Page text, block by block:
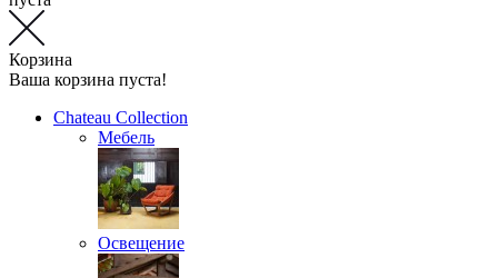
Корзина
Ваша корзина пуста!
Chateau Collection
Мебель
Освещение